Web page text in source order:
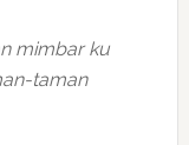
mimbar ku
taman